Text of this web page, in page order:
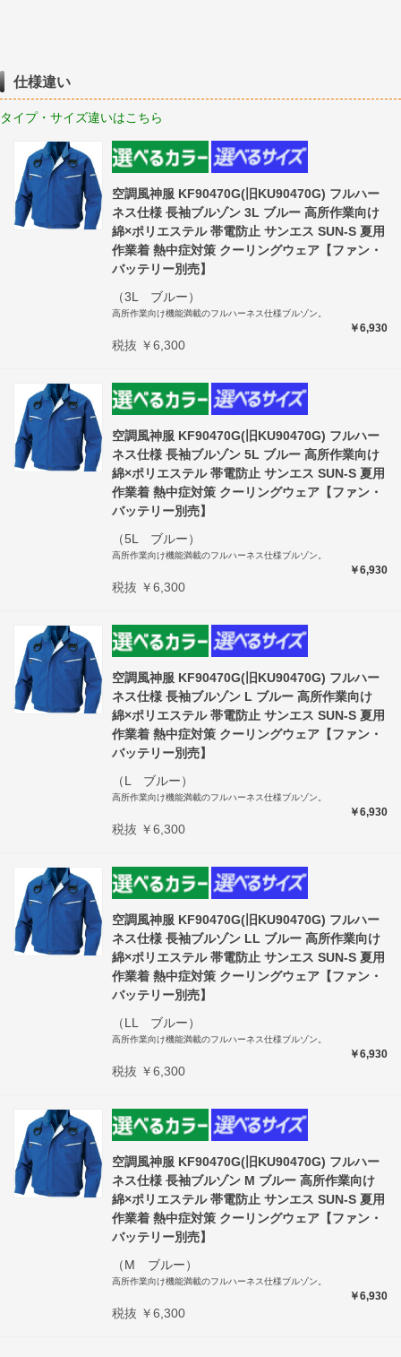
仕様違い
タイプ・サイズ違いはこちら
空調風神服 KF90470G(旧KU90470G) フルハー
ネス仕様 長袖ブルゾン 3L ブルー 高所作業向け
綿×ポリエステル 帯電防止 サンエス SUN-S 夏用
作業着 熱中症対策 クーリングウェア【ファン・
バッテリー別売】
（3L ブルー）
高所作業向け機能満載のフルハーネス仕様ブルゾン。
￥6,930
税抜 ￥6,300
空調風神服 KF90470G(旧KU90470G) フルハー
ネス仕様 長袖ブルゾン 5L ブルー 高所作業向け
綿×ポリエステル 帯電防止 サンエス SUN-S 夏用
作業着 熱中症対策 クーリングウェア【ファン・
バッテリー別売】
（5L ブルー）
高所作業向け機能満載のフルハーネス仕様ブルゾン。
￥6,930
税抜 ￥6,300
空調風神服 KF90470G(旧KU90470G) フルハー
ネス仕様 長袖ブルゾン L ブルー 高所作業向け
綿×ポリエステル 帯電防止 サンエス SUN-S 夏用
作業着 熱中症対策 クーリングウェア【ファン・
バッテリー別売】
（L ブルー）
高所作業向け機能満載のフルハーネス仕様ブルゾン。
￥6,930
税抜 ￥6,300
空調風神服 KF90470G(旧KU90470G) フルハー
ネス仕様 長袖ブルゾン LL ブルー 高所作業向け
綿×ポリエステル 帯電防止 サンエス SUN-S 夏用
作業着 熱中症対策 クーリングウェア【ファン・
バッテリー別売】
（LL ブルー）
高所作業向け機能満載のフルハーネス仕様ブルゾン。
￥6,930
税抜 ￥6,300
空調風神服 KF90470G(旧KU90470G) フルハー
ネス仕様 長袖ブルゾン M ブルー 高所作業向け
綿×ポリエステル 帯電防止 サンエス SUN-S 夏用
作業着 熱中症対策 クーリングウェア【ファン・
バッテリー別売】
（M ブルー）
高所作業向け機能満載のフルハーネス仕様ブルゾン。
￥6,930
税抜 ￥6,300